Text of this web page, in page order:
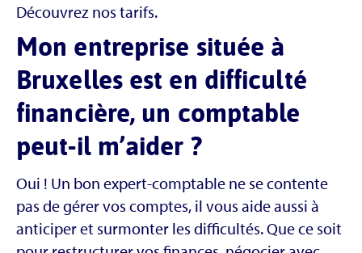
Découvrez nos tarifs.
Mon entreprise située à
Bruxelles est en difficulté
financière, un comptable
peut-il m’aider ?
Oui ! Un bon expert-comptable ne se contente
pas de gérer vos comptes, il vous aide aussi à
anticiper et surmonter les difficultés. Que ce soit